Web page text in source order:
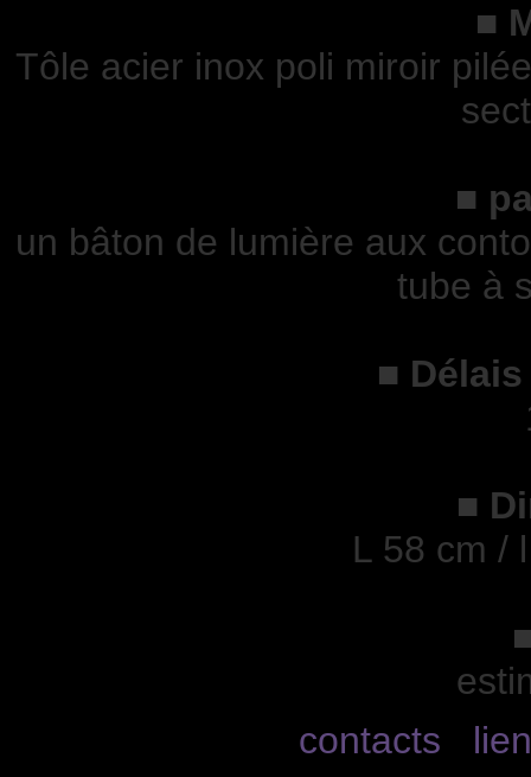
■
Tôle acier inox poli miroir
■
un bâton de lumière aux
tube à
■
■
L 58 cm /
contacts